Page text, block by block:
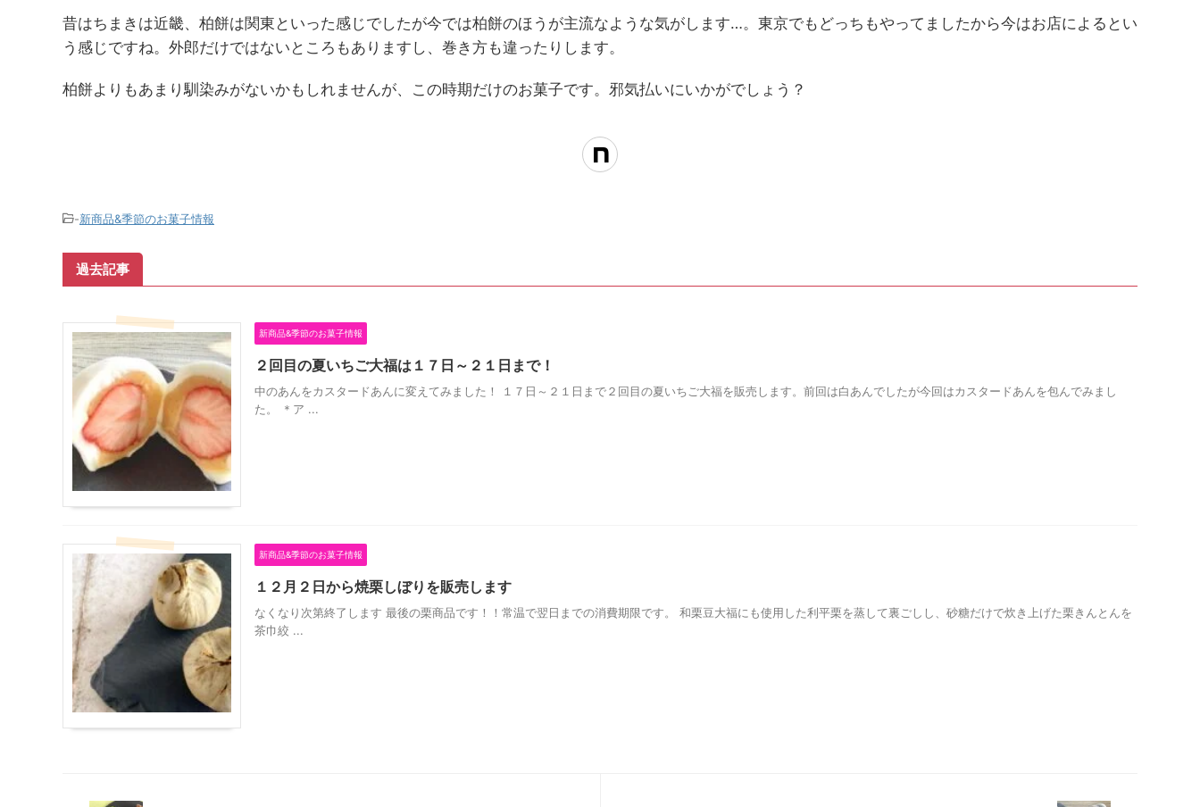
昔はちまきは近畿、柏餅は関東といった感じでしたが今では柏餅のほうが主流なような気がします…。東京でもどっちもやってましたから今はお店によるとい
う感じですね。外郎だけではないところもありますし、巻き方も違ったりします。
柏餅よりもあまり馴染みがないかもしれませんが、この時期だけのお菓子です。邪気払いにいかがでしょう？
-新商品&季節のお菓子情報
過去記事
新商品&季節のお菓子情報
２回目の夏いちご大福は１７日～２１日まで！
中のあんをカスタードあんに変えてみました！ １７日～２１日まで２回目の夏いちご大福を販売します。前回は白あんでしたが今回はカスタードあんを包んでみまし
た。 ＊ア ...
新商品&季節のお菓子情報
１２月２日から焼栗しぼりを販売します
なくなり次第終了します 最後の栗商品です！！常温で翌日までの消費期限です。 和栗豆大福にも使用した利平栗を蒸して裏ごしし、砂糖だけで炊き上げた栗きんとんを
茶巾絞 ...